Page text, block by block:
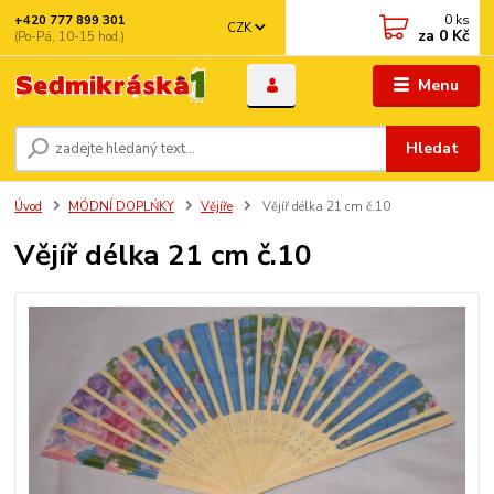
Menu
CZK
Hledat
+420 777 899 301
(Po-Pá, 10-15 hod.)
0 ks
za 0 Kč
Úvod MÓDNÍ DOPLŃKY Vějíře Vějíř délka 21 cm č.10
Vějíř délka 21 cm č.10